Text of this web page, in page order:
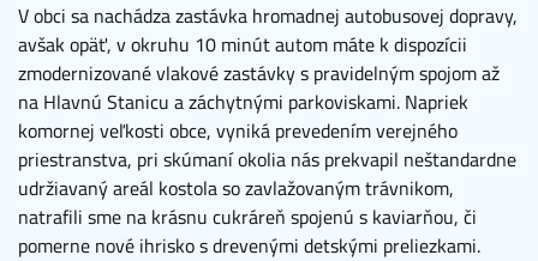
V obci sa nachádza zastávka hromadnej autobusovej dopravy,
avšak opäť, v okruhu 10 minút autom máte k dispozícii
zmodernizované vlakové zastávky s pravidelným spojom až
na Hlavnú Stanicu a záchytnými parkoviskami. Napriek
komornej veľkosti obce, vyniká prevedením verejného
priestranstva, pri skúmaní okolia nás prekvapil neštandardne
udržiavaný areál kostola so zavlažovaným trávnikom,
natrafili sme na krásnu cukráreň spojenú s kaviarňou, či
pomerne nové ihrisko s drevenými detskými preliezkami.